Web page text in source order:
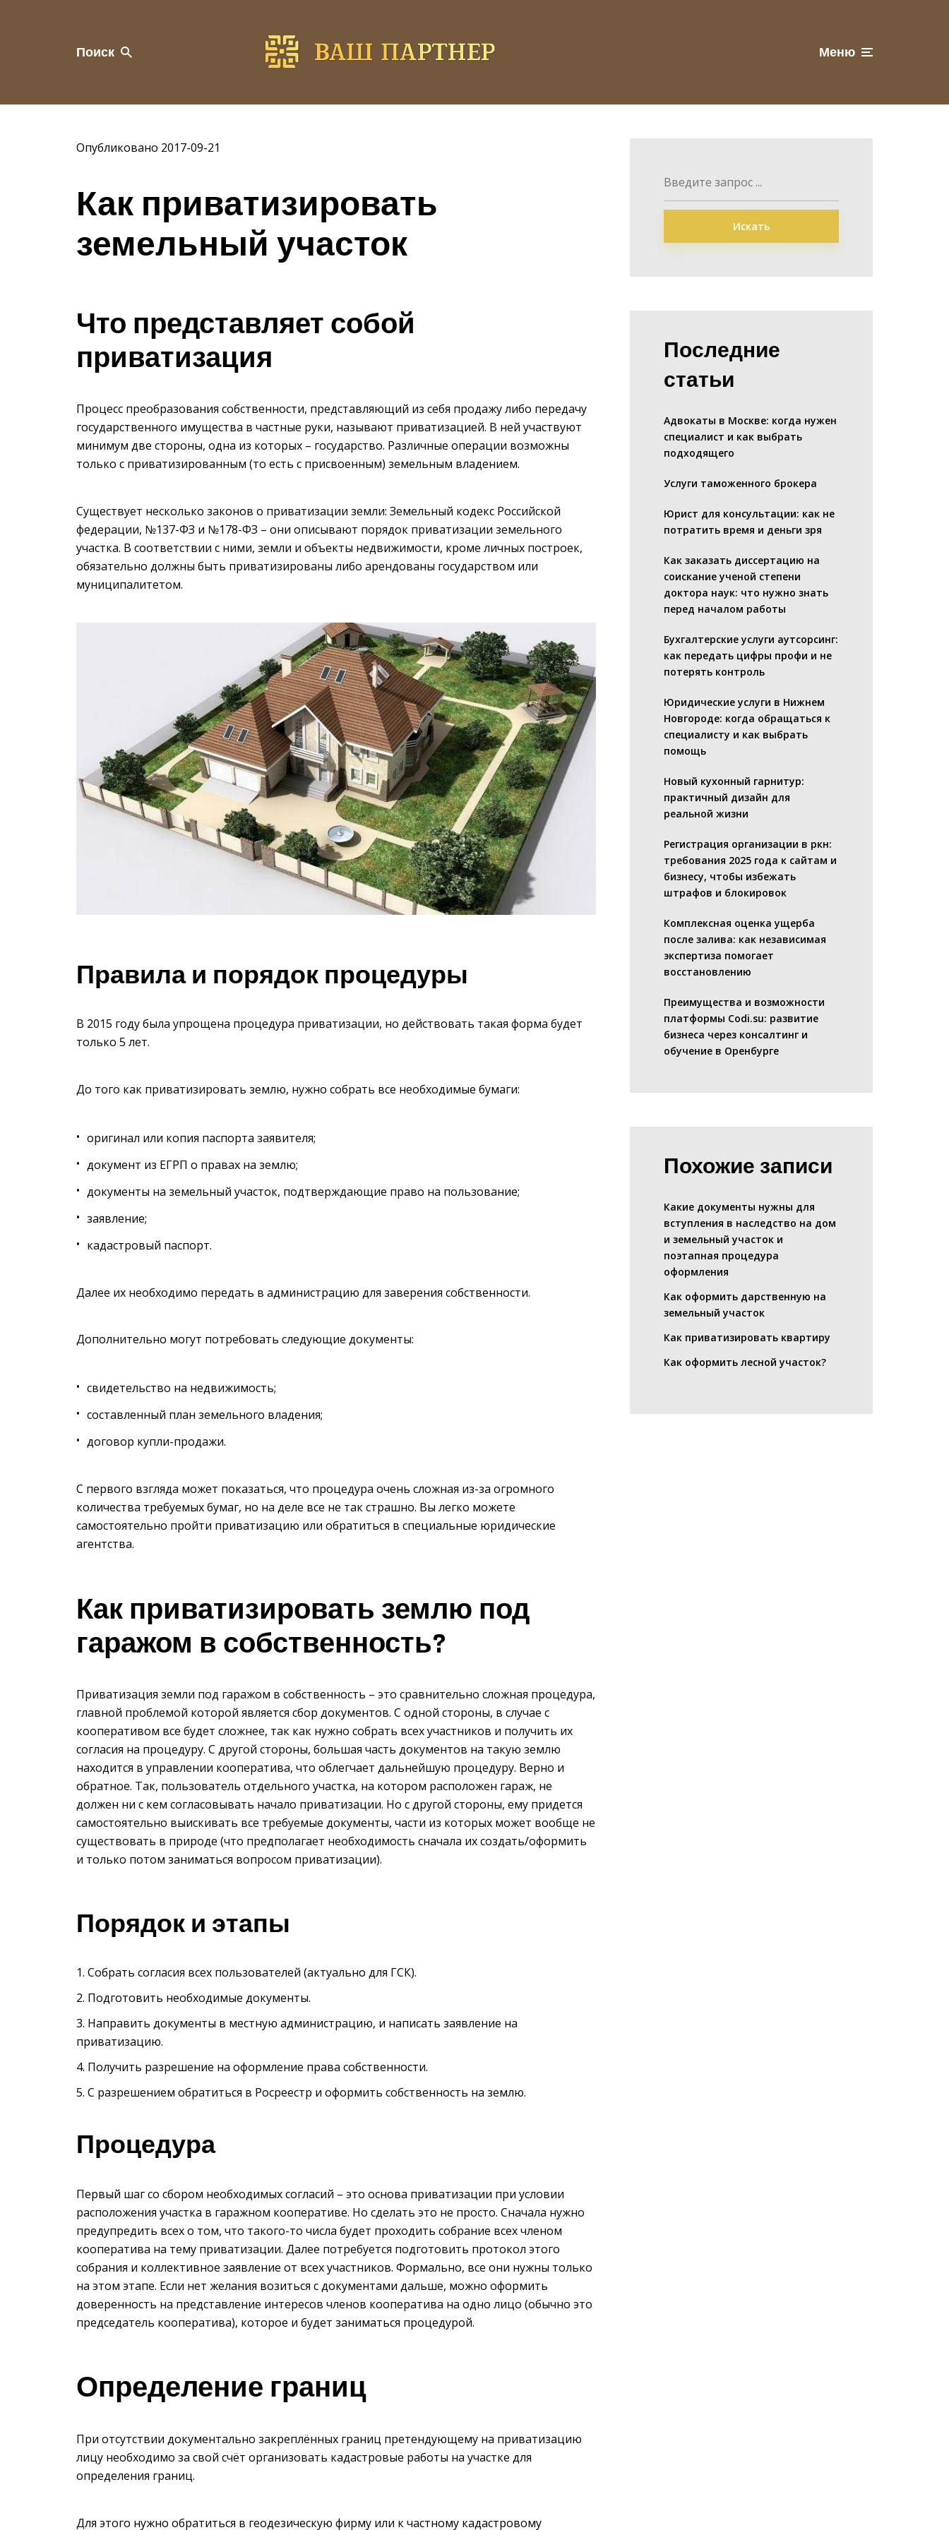
Поиск Меню
Опубликовано 2017-09-21
Как приватизировать
земельный участок
Что представляет собой
приватизация
Процесс преобразования собственности, представляющий из себя продажу либо передачу
государственного имущества в частные руки, называют приватизацией. В ней участвуют
минимум две стороны, одна из которых – государство. Различные операции возможны
только с приватизированным (то есть с присвоенным) земельным владением.
Существует несколько законов о приватизации земли: Земельный кодекс Российской
федерации, №137-ФЗ и №178-ФЗ – они описывают порядок приватизации земельного
участка. В соответствии с ними, земли и объекты недвижимости, кроме личных построек,
обязательно должны быть приватизированы либо арендованы государством или
муниципалитетом.
Правила и порядок процедуры
В 2015 году была упрощена процедура приватизации, но действовать такая форма будет
только 5 лет.
До того как приватизировать землю, нужно собрать все необходимые бумаги:
оригинал или копия паспорта заявителя;
документ из ЕГРП о правах на землю;
документы на земельный участок, подтверждающие право на пользование;
заявление;
кадастровый паспорт.
Далее их необходимо передать в администрацию для заверения собственности.
Дополнительно могут потребовать следующие документы:
свидетельство на недвижимость;
составленный план земельного владения;
договор купли-продажи.
С первого взгляда может показаться, что процедура очень сложная из-за огромного
количества требуемых бумаг, но на деле все не так страшно. Вы легко можете
самостоятельно пройти приватизацию или обратиться в специальные юридические
агентства.
Как приватизировать землю под
гаражом в собственность?
Приватизация земли под гаражом в собственность – это сравнительно сложная процедура,
главной проблемой которой является сбор документов. С одной стороны, в случае с
кооперативом все будет сложнее, так как нужно собрать всех участников и получить их
согласия на процедуру. С другой стороны, большая часть документов на такую землю
находится в управлении кооператива, что облегчает дальнейшую процедуру. Верно и
обратное. Так, пользователь отдельного участка, на котором расположен гараж, не
должен ни с кем согласовывать начало приватизации. Но с другой стороны, ему придется
самостоятельно выискивать все требуемые документы, части из которых может вообще не
существовать в природе (что предполагает необходимость сначала их создать/оформить
и только потом заниматься вопросом приватизации).
Порядок и этапы
Собрать согласия всех пользователей (актуально для ГСК).
Подготовить необходимые документы.
Направить документы в местную администрацию, и написать заявление на
приватизацию.
Получить разрешение на оформление права собственности.
С разрешением обратиться в Росреестр и оформить собственность на землю.
Процедура
Первый шаг со сбором необходимых согласий – это основа приватизации при условии
расположения участка в гаражном кооперативе. Но сделать это не просто. Сначала нужно
предупредить всех о том, что такого-то числа будет проходить собрание всех членом
кооператива на тему приватизации. Далее потребуется подготовить протокол этого
собрания и коллективное заявление от всех участников. Формально, все они нужны только
на этом этапе. Если нет желания возиться с документами дальше, можно оформить
доверенность на представление интересов членов кооператива на одно лицо (обычно это
председатель кооператива), которое и будет заниматься процедурой.
Определение границ
При отсутствии документально закреплённых границ претендующему на приватизацию
лицу необходимо за свой счёт организовать кадастровые работы на участке для
определения границ.
Для этого нужно обратиться в геодезическую фирму или к частному кадастровому
Искать
Последние
статьи
Адвокаты в Москве: когда нужен
специалист и как выбрать
подходящего
Услуги таможенного брокера
Юрист для консультации: как не
потратить время и деньги зря
Как заказать диссертацию на
соискание ученой степени
доктора наук: что нужно знать
перед началом работы
Бухгалтерские услуги аутсорсинг:
как передать цифры профи и не
потерять контроль
Юридические услуги в Нижнем
Новгороде: когда обращаться к
специалисту и как выбрать
помощь
Новый кухонный гарнитур:
практичный дизайн для
реальной жизни
Регистрация организации в ркн:
требования 2025 года к сайтам и
бизнесу, чтобы избежать
штрафов и блокировок
Комплексная оценка ущерба
после залива: как независимая
экспертиза помогает
восстановлению
Преимущества и возможности
платформы Codi.su: развитие
бизнеса через консалтинг и
обучение в Оренбурге
Похожие записи
Какие документы нужны для
вступления в наследство на дом
и земельный участок и
поэтапная процедура
оформления
Как оформить дарственную на
земельный участок
Как приватизировать квартиру
Как оформить лесной участок?